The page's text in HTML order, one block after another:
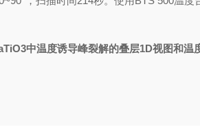
中温度诱导峰裂解的叠层1D视图和温